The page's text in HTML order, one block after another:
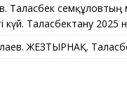
Таласбек
күй. Таласбектану
ЖЕЗТЫРНАҚ.